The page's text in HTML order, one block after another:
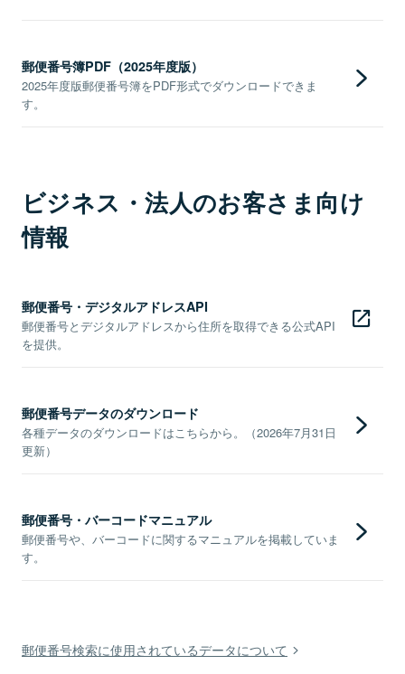
郵便番号簿PDF（2025年度版）
2025年度版郵便番号簿をPDF形式でダウンロードできま
す。
ビジネス・法人のお客さま向け
情報
郵便番号・デジタルアドレスAPI
郵便番号とデジタルアドレスから住所を取得できる公式API
を提供。
郵便番号データのダウンロード
各種データのダウンロードはこちらから。（2026年7月31日
更新）
郵便番号・バーコードマニュアル
郵便番号や、バーコードに関するマニュアルを掲載していま
す。
郵便番号検索に使用されているデータについて